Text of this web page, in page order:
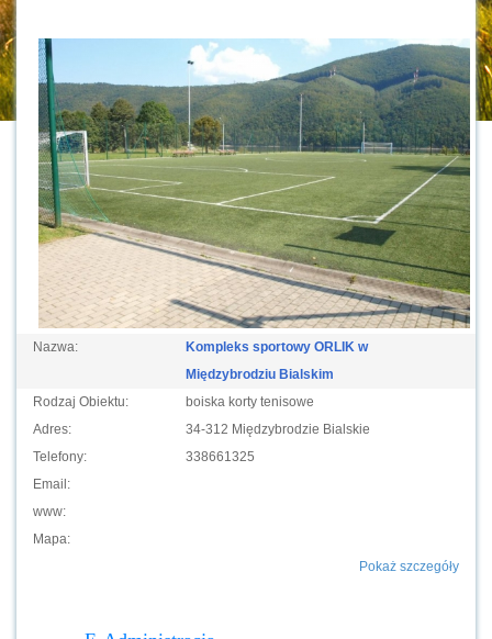
Nazwa:
Kompleks sportowy ORLIK w
Międzybrodziu Bialskim
Rodzaj Obiektu:
boiska korty tenisowe
Adres:
34-312 Międzybrodzie Bialskie
Telefony:
338661325
Email:
www:
Mapa:
Pokaż szczegóły